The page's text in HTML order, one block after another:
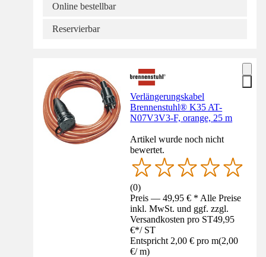
Online bestellbar
Reservierbar
Verlängerungskabel
Brennenstuhl® K35 AT-
N07V3V3-F, orange, 25 m
Artikel wurde noch nicht
bewertet.
(0)
Preis — 49,95 € * Alle Preise
inkl. MwSt. und ggf. zzgl.
Versandkosten pro ST49,95
€*/ ST
Entspricht 2,00 € pro m(2,00
€/ m)